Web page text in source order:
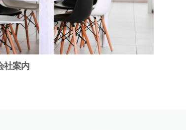
社案内